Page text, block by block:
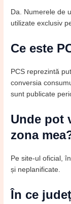
Da. Numerele de
utilizate exclusiv
Ce este
PCS reprezintă
conversia
sunt publicate
Unde pot
zona
Pe site-ul oficial,
și neplanificate.
În ce